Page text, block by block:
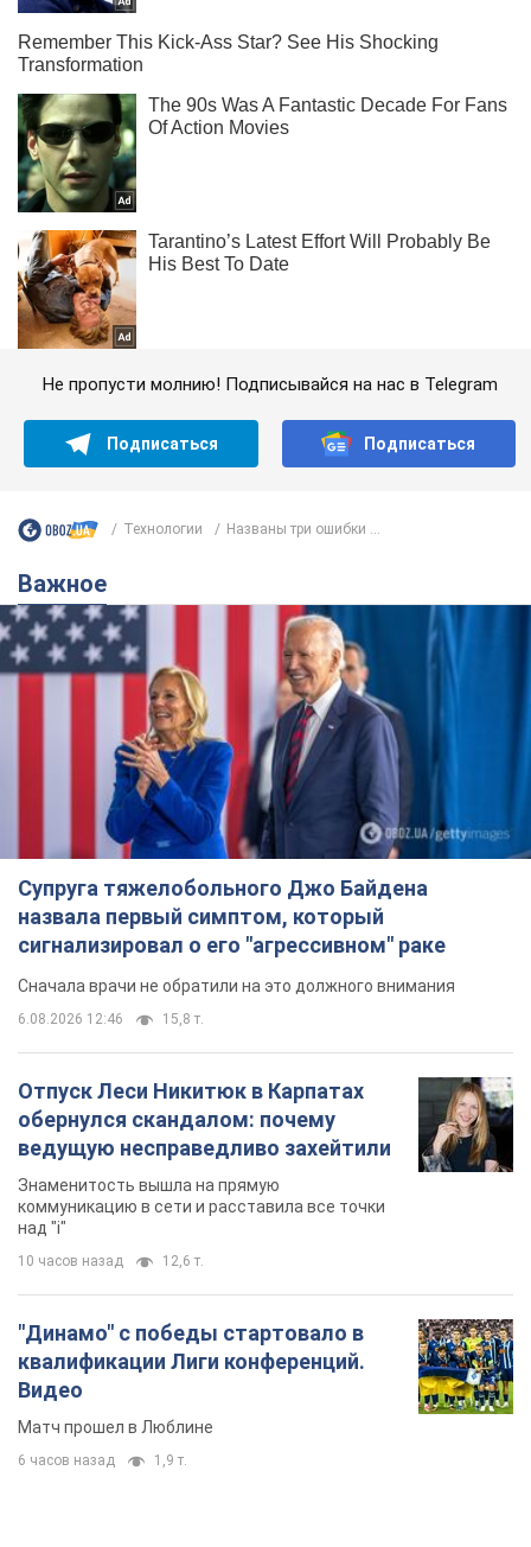
Не пропусти молнию! Подписывайся на нас в Telegram
Подписаться Подписаться
Технологии Названы три ошибки ...
Важное
Супруга тяжелобольного Джо Байдена
назвала первый симптом, который
сигнализировал о его "агрессивном" раке
Сначала врачи не обратили на это должного внимания
6.08.2026 12:46 15,8 т.
Отпуск Леси Никитюк в Карпатах
обернулся скандалом: почему
ведущую несправедливо захейтили
Знаменитость вышла на прямую
коммуникацию в сети и расставила все точки
над "i"
10 часов назад 12,6 т.
"Динамо" с победы стартовало в
квалификации Лиги конференций.
Видео
Матч прошел в Люблине
6 часов назад 1,9 т.